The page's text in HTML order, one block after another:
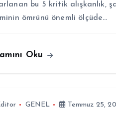
bu 5 kritik alışkanlık,
ömrünü önemli ölçüde…
Oku
GENEL Temmuz 25,